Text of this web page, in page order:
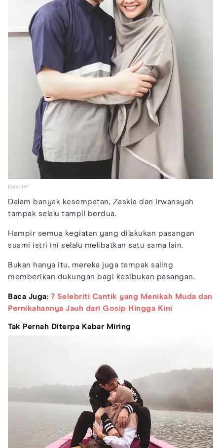
Foto: ir7
Dalam banyak kesempatan, Zaskia dan Irwansyah
tampak selalu tampil berdua.
Hampir semua kegiatan yang dilakukan pasangan
suami istri ini selalu melibatkan satu sama lain.
Bukan hanya itu, mereka juga tampak saling
memberikan dukungan bagi kesibukan pasangan.
Baca Juga: 7 Selebriti Cantik yang Menikah Muda dan
Pernikahannya Jauh dari Gosip Hingga Kini
Tak Pernah Diterpa Kabar Miring